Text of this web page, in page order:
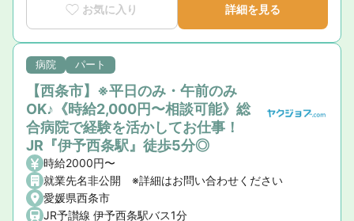
お気に入り 詳細を見る
病院 パート
【西条市】※平日のみ・午前のみ
OK♪《時給2,000円〜相談可能》総
合病院で経験を活かしてお仕事！
JR『伊予西条駅』徒歩5分◎
時給2000円〜
就業先名非公開 ※詳細はお問い合わせください
愛媛県西条市
JR予讃線 伊予西条駅バス1分